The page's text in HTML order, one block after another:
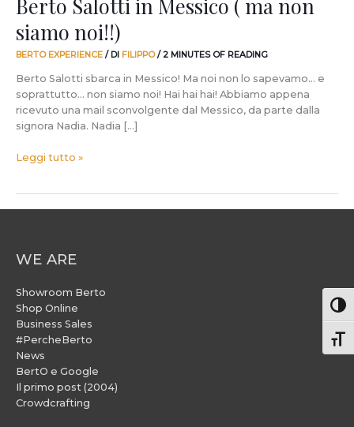
Berto Salotti in Messico ( ma non
siamo noi!!)
BERTO EXPERIENCE / DI FILIPPO/2 MINUTES OF READING
Berto Salotti sbarca in Messico! Ma noi non lo sapevamo… e
soprattutto… non siamo noi! Hai hai hai! Abbiamo appena
ricevuto una mail sconvolgente dal Messico, da parte dalla
signora Nadia. Nadia […]
Leggi tutto »
WE ARE
Showroom Berto
Shop Online
Business Sales
#PercheBerto
News
BertO e Google
Il primo post (2004)
Crowdcrafting